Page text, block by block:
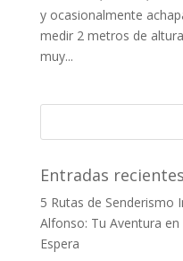
y ocasionalmente
medir 2 metros de
muy...
Entradas recientes
5 Rutas de Senderismo
Alfonso: Tu Aventura
Espera